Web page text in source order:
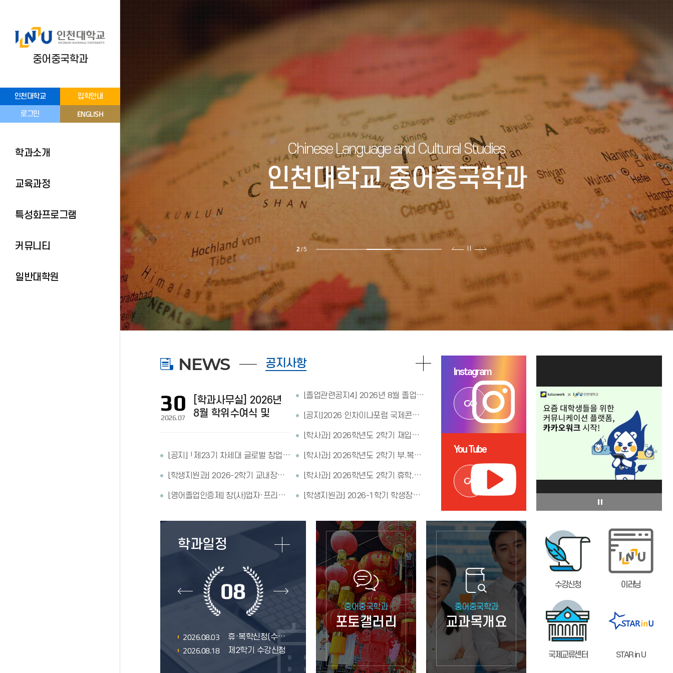
인천대학교 입학안내
로그인 ENGLISH
중어중국학과
학과소개
교육과정
특성화프로그램
커뮤니티
일반대학원
3/5
Chinese Language and Cultural Studies
인천대학교 중어중국학과
NEWS 공지사항
[학과사무실] 2026년
8월 학위수여식 및
30
2026.07
[졸업관련공지4] 2026년 8월 졸업예정자 졸업사정 진행현황 확인 안내
[공지]2026 인차이나포럼 국제콘퍼런스 청년 서포터즈 7기 모집
[학사과] 2026학년도 2학기 재입학 허가 안내
[공지] 「제23기 차세대 글로벌 창업무역스쿨 모국방문교육」 참가자 모집 안내 [학사과] 2026학년도 2학기 부.복수.연계 전공 신청 안내
[학생지원과] 2026-2학기 교내장학금(1차) 신청 안내 [학사과] 2026학년도 2학기 휴학.복학 신청 안내
[영어졸업인증제] 창(사)업자·프리랜서 예외 인정 소득 기준 추가 적용(안) [학생지원과] 2026-1학기 학생장학금Ⅱ(INU 미래로·디딤돌·버팀목) 신청 안내
Instagram
You Tube
08
2026.08.03 휴·복학신청(수업일수 ⅓선까지 신청 가능)
2026.08.18 제2학기 수강신청
중어중국학과
포토갤러리
중어중국학과
교과목개요
수강신청 이러닝
국제교류센터 STAR in U